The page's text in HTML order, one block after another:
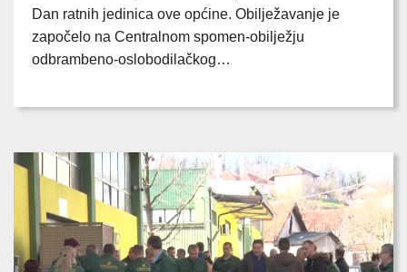
Dan ratnih jedinica ove općine. Obilježavanje je
započelo na Centralnom spomen-obilježju
odbrambeno-oslobodilačkog…